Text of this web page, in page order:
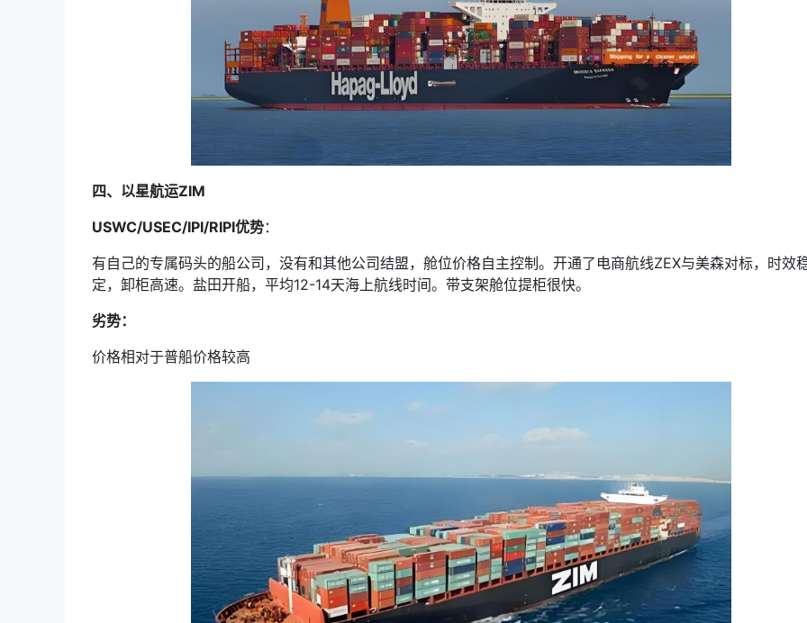
四、以星航运ZIM
USWC/USEC/IPI/RIPI优势：
有自己的专属码头的船公司，没有和其他公司结盟，舱位价格自主控制。开通了电商航线ZEX与美森对标，时效
定，卸柜高速。盐田开船，平均12-14天海上航线时间。带支架舱位提柜很快。
劣势：
价格相对于普船价格较高